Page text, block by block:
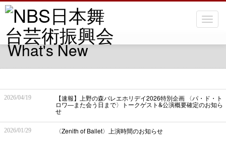
What's New
2026/04/19 【速報】上野の森バレエホリデイ2026特別企画 〈パ・ド・ト
ロワ―また会う日まで〉トークゲスト&公演概要確定のお知ら
せ
2026/01/29 〈Zenith of Ballet〉上演時間のお知らせ